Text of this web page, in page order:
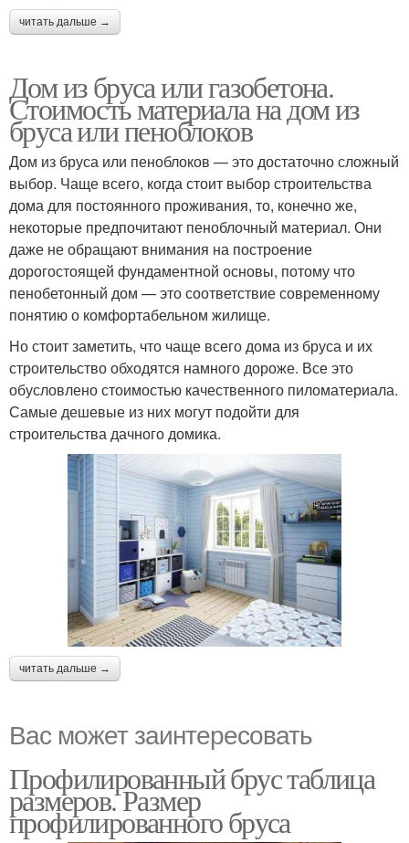
читать дальше →
Дом из бруса или газобетона.
Стоимость материала на дом из
бруса или пеноблоков
Дом из бруса или пеноблоков — это достаточно сложный
выбор. Чаще всего, когда стоит выбор строительства
дома для постоянного проживания, то, конечно же,
некоторые предпочитают пеноблочный материал. Они
даже не обращают внимания на построение
дорогостоящей фундаментной основы, потому что
пенобетонный дом — это соответствие современному
понятию о комфортабельном жилище.
Но стоит заметить, что чаще всего дома из бруса и их
строительство обходятся намного дороже. Все это
обусловлено стоимостью качественного пиломатериала.
Самые дешевые из них могут подойти для
строительства дачного домика.
читать дальше →
Вас может заинтересовать
Профилированный брус таблица
размеров. Размер
профилированного бруса